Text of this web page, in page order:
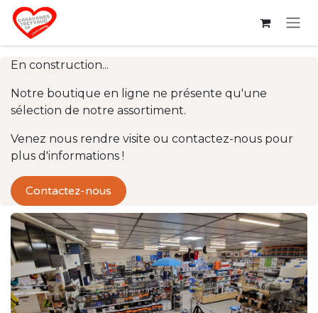
Se rendre au contenu
En construction...
Notre boutique en ligne ne présente qu'une
sélection de notre assortiment.
Venez nous rendre visite ou contactez-nous pour
plus d'informations !
Contactez-nous